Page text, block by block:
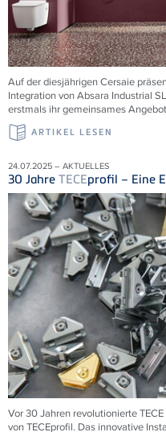
Auf der diesjährigen Cersaie
Integration von Absara Industrial
erstmals ihr gemeinsames
ARTIKEL LESEN
24.07.2025 – AKTUELLES
30 Jahre TECEprofil – Eine
Vor 30 Jahren revolutionierteTECE
vonTECEprofil. Das innovative